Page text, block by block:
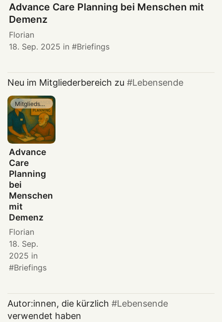
Advance Care Planning bei Menschen mit
Demenz
Florian
18. Sep. 2025 in Briefings
Neu im Mitgliederbereich zu Lebensende
Mitgliedschaft
Advance
Care
Planning
bei
Menschen
mit
Demenz
Florian
18. Sep.
2025 in
Briefings
Autor:innen, die kürzlich Lebensende
verwendet haben